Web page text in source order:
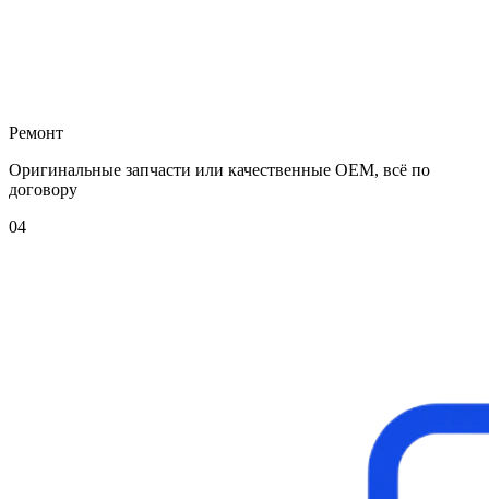
Ремонт
Оригинальные запчасти или качественные OEM, всё по
договору
04